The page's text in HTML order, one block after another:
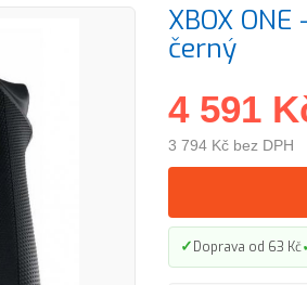
XBOX
černý
4 591
3 794 Kč bez DPH
✓Doprava od 63 Kč